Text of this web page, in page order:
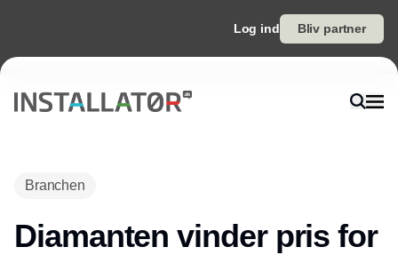
Log ind Bliv partner
Branchen
Diamanten vinder pris for